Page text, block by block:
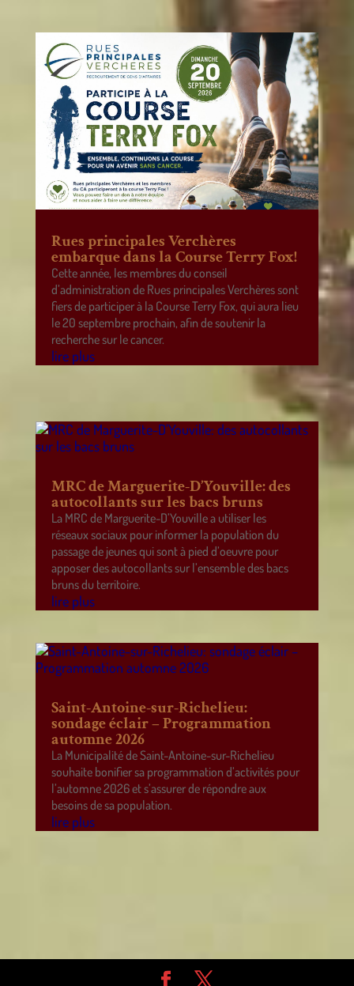
Rues principales Verchères
embarque dans la Course Terry Fox!
Cette année, les membres du conseil
d’administration de Rues principales Verchères sont
fiers de participer à la Course Terry Fox, qui aura lieu
le 20 septembre prochain, afin de soutenir la
recherche sur le cancer.
lire plus
MRC de Marguerite-D’Youville: des
autocollants sur les bacs bruns
La MRC de Marguerite-D’Youville a utiliser les
réseaux sociaux pour informer la population du
passage de jeunes qui sont à pied d’oeuvre pour
apposer des autocollants sur l’ensemble des bacs
bruns du territoire.
lire plus
Saint-Antoine-sur-Richelieu:
sondage éclair – Programmation
automne 2026
La Municipalité de Saint-Antoine-sur-Richelieu
souhaite bonifier sa programmation d’activités pour
l’automne 2026 et s’assurer de répondre aux
besoins de sa population.
lire plus